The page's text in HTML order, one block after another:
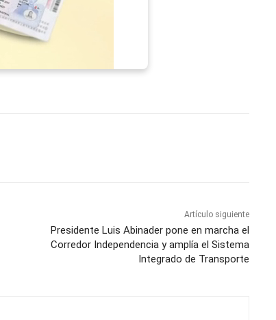
Artículo siguiente
Presidente Luis Abinader pone en marcha el
Corredor Independencia y amplía el Sistema
Integrado de Transporte